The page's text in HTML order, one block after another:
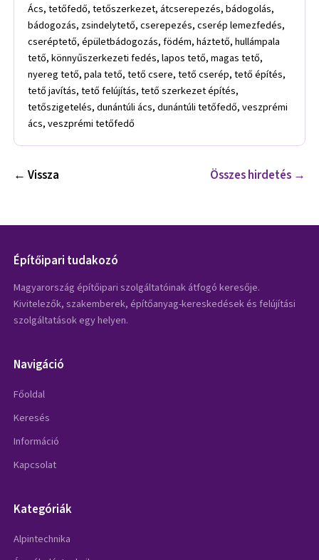
Ács, tetőfedő, tetőszerkezet, átcserepezés, bádogolás,
bádogozás, zsindelytető, cserepezés, cserép lemezfedés,
cseréptető, épületbádogozás, födém, háztető, hullámpala
tető, könnyűszerkezeti fedés, lapos tető, magas tető,
nyereg tető, pala tető, tető csere, tető cserép, tető építés,
tető javítás, tető felújítás, tető szerkezet építés,
tetőszigetelés, dunántúli ács, dunántúli tetőfedő, veszprémi
ács, veszprémi tetőfedő
← Vissza Összes hirdetés →
Építőipari tudakozó
Magyarország építőipari szolgáltatóinak átfogó keresője.
Kivitelezők, szakemberek, építőanyag-kereskedések és felújítási
szolgáltatások egy helyen.
Navigáció
Főoldal
Keresés
Információ
Kapcsolat
Kategóriák
Alpintechnika